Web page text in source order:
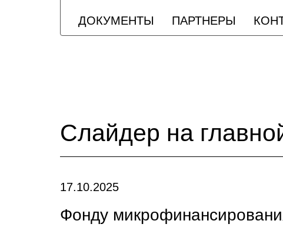
ДОКУМЕНТЫ ПАРТНЕРЫ
Слайдер на
17.10.2025
Фонду